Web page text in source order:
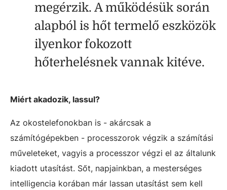
megérzik. A működésük során
alapból is hőt termelő eszközök
ilyenkor fokozott
hőterhelésnek vannak kitéve.
Miért akadozik, lassul?
Az okostelefonokban is - akárcsak a
számítógépekben - processzorok végzik a számítási
műveleteket, vagyis a processzor végzi el az általunk
kiadott utasítást. Sőt, napjainkban, a mesterséges
intelligencia korában már lassan utasítást sem kell